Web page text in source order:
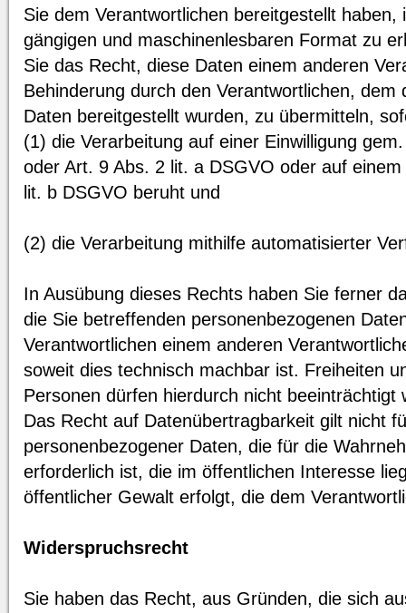
Sie dem Verantwortlichen bereitgestellt
gängigen und maschinenlesbaren Format zu
Sie das Recht, diese Daten einem anderen
Behinderung durch den Verantwortlichen, dem
Daten bereitgestellt wurden, zu übermitteln,
(1) die Verarbeitung auf einer Einwilligung
oder Art. 9 Abs. 2 lit. a DSGVO oder auf
lit. b DSGVO beruht und
(2) die Verarbeitung mithilfe automatisierter
In Ausübung dieses Rechts haben Sie ferner
die Sie betreffenden personenbezogenen
Verantwortlichen einem anderen
soweit dies technisch machbar ist. Freiheiten
Personen dürfen hierdurch nicht beeinträchtigt
Das Recht auf Datenübertragbarkeit gilt nicht
personenbezogener Daten, die für die
erforderlich ist, die im öffentlichen Interesse
öffentlicher Gewalt erfolgt, die dem
Widerspruchsrecht
Sie haben das Recht, aus Gründen, die sich